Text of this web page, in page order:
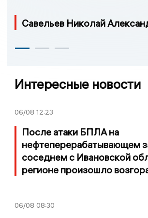
Савельев Николай
Интересные новости
06/08 12:23
После атаки БПЛА на
нефтеперерабатывающем
соседнем с Ивановской
регионе произошло
06/08 08:30